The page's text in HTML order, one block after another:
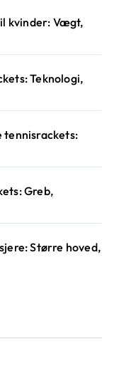
kvinder: Vægt,
Teknologi,
tennisrackets:
Greb,
Større hoved,